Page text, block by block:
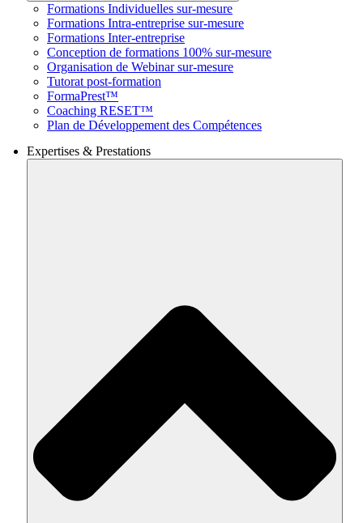
Formations Individuelles sur-mesure
Formations Intra-entreprise sur-mesure
Formations Inter-entreprise
Conception de formations 100% sur-mesure
Organisation de Webinar sur-mesure
Tutorat post-formation
FormaPrest™
Coaching RESET™
Plan de Développement des Compétences
Expertises & Prestations